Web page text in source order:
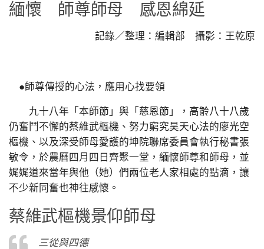
緬懷 師尊師母 感恩綿延
記錄／整理：編輯部 攝影：王乾原
●師尊傳授的心法，應用心找要領
九十八年「本師節」與「慈恩節」，高齡八十八歲
仍奮鬥不懈的蔡維武樞機、努力窮究昊天心法的廖光空
樞機、以及深受師母愛護的坤院聯席委員會執行秘書張
敏令，於農曆四月四日齊聚一堂，緬懷師尊和師母，並
娓娓道來當年與他（她）們兩位老人家相處的點滴，讓
不少新同奮也神往感懷。
蔡維武樞機景仰師母
三從與四德